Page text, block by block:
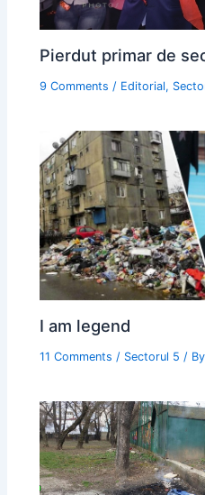
Pierdut primar de
9 Comments / Editorial,
I am legend
11 Comments / Sectorul 5 /